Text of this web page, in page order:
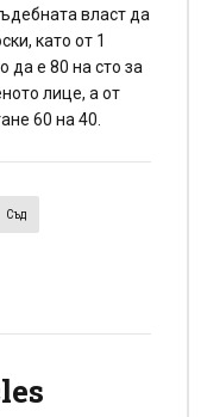
власт да
като от 1
да е 80 на сто за
лице, а от
60 на 40.
Съд